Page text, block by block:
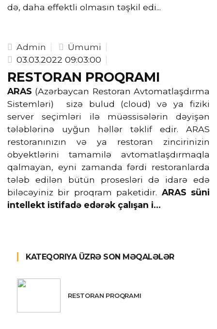
də, daha effektli olmasın təşkil edi...
Admin
Ümumi
03.03.2022 09:03:00
RESTORAN PROQRAMI
ARAS (Azərbaycan Restoran Avtomatlaşdırma
Sistemləri) sizə bulud (cloud) və ya fiziki
server seçimləri ilə müəssisələrin dəyişən
tələblərinə uyğun həllər təklif edir. ARAS
restoranınızın və ya restoran zincirinizin
obyektlərini tamamilə avtomatlaşdırmaqla
qalmayan, eyni zamanda fərdi restoranlarda
tələb edilən bütün prosesləri də idarə edə
biləcəyiniz bir proqram paketidir. ARAS süni
intellekt istifadə edərək çalışan i...
KATEQORIYA ÜZRƏ SON MƏQALƏLƏR
RESTORAN PROQRAMI